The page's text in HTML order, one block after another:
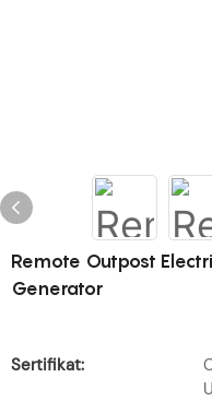
Remote Outpost
Generator
Sertifikat: